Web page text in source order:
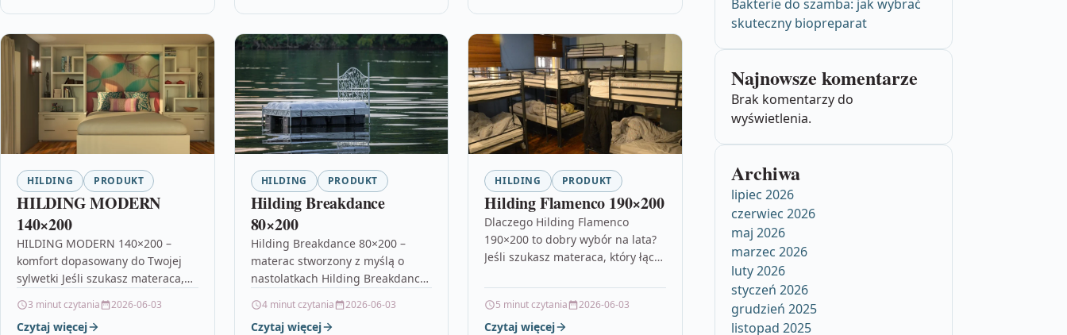
HILDING PRODUKT
HILDING MODERN
140×200
HILDING MODERN 140×200 –
komfort dopasowany do Twojej
sylwetki Jeśli szukasz materaca,
warunkach i dla różnych potrzeb,
model HILDING…
3 minut czytania 2026-06-03
Czytaj więcej
HILDING PRODUKT
Hilding Breakdance
80×200
Hilding Breakdance 80×200 –
materac stworzony z myślą o
nastolatkach Hilding Breakdance
które potrzebują wygodnego i
jednocześnie funkcjonalnego
4 minut czytania 2026-06-03
Czytaj więcej
HILDING PRODUKT
Hilding Flamenco 190×200
Dlaczego Hilding Flamenco
190×200 to dobry wybór na lata?
Jeśli szukasz materaca, który łączy
zdrowia, model Hilding Flamenco
190×200…
5 minut czytania 2026-06-03
Czytaj więcej
Bakterie do szamba: jak wybrać
skuteczny biopreparat
Najnowsze komentarze
Brak komentarzy do
wyświetlenia.
Archiwa
lipiec 2026
czerwiec 2026
maj 2026
marzec 2026
luty 2026
styczeń 2026
grudzień 2025
listopad 2025